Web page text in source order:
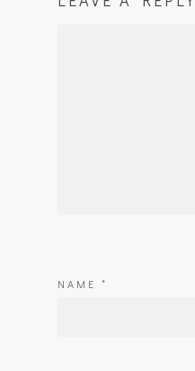
NAME *